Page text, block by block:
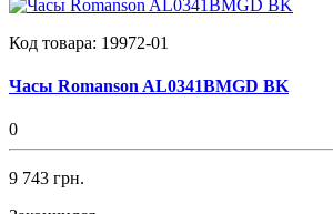
Код товара: 19972-01
Часы Romanson AL0341BMGD BK
0
9 743 грн.